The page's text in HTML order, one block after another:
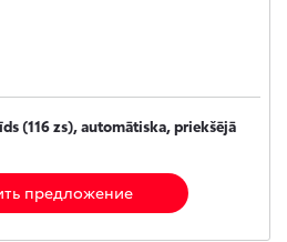
(116 zs), automātiska, priekšējā
предложение